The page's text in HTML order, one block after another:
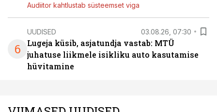
Audiitor kahtlustab süsteemset viga
6
UUDISED 03.08.26, 07:30
Lugeja küsib, asjatundja vastab: MTÜ
juhatuse liikmele isikliku auto kasutamise
hüvitamine